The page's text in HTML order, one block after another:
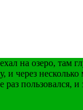
на озеро, там
и через
пользовался,